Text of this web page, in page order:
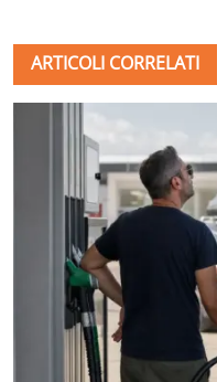
ARTICOLI CORRELATI